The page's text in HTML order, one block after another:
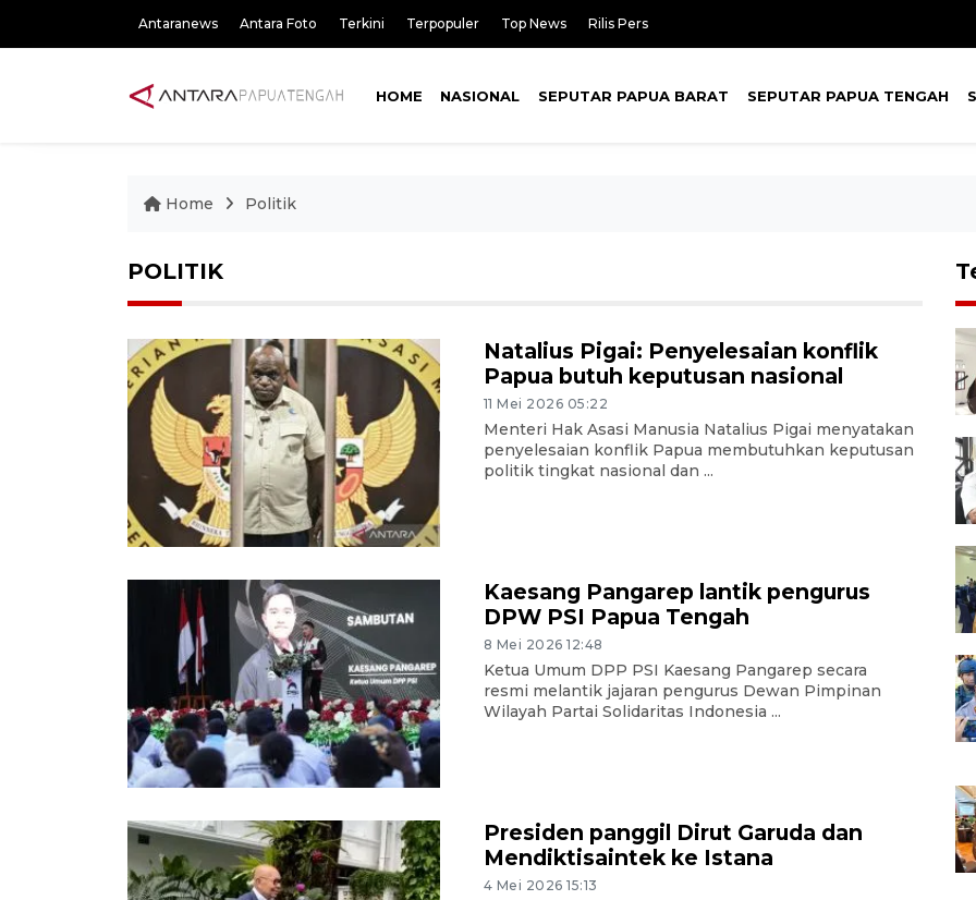
Antaranews Antara Foto Terkini Terpopuler Top News Rilis Pers
HOME NASIONAL SEPUTAR PAPUA BARAT SEPUTAR PAPUA TENGAH
Home Politik
POLITIK
Natalius Pigai: Penyelesaian konflik
Papua butuh keputusan nasional
11 Mei 2026 05:22
Menteri Hak Asasi Manusia Natalius Pigai menyatakan
penyelesaian konflik Papua membutuhkan keputusan
politik tingkat nasional dan ...
Kaesang Pangarep lantik pengurus
DPW PSI Papua Tengah
8 Mei 2026 12:48
Ketua Umum DPP PSI Kaesang Pangarep secara
resmi melantik jajaran pengurus Dewan Pimpinan
Wilayah Partai Solidaritas Indonesia ...
Presiden panggil Dirut Garuda dan
Mendiktisaintek ke Istana
4 Mei 2026 15:13